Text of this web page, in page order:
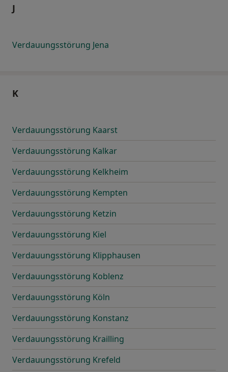
J
Verdauungsstörung Jena
K
Verdauungsstörung Kaarst
Verdauungsstörung Kalkar
Verdauungsstörung Kelkheim
Verdauungsstörung Kempten
Verdauungsstörung Ketzin
Verdauungsstörung Kiel
Verdauungsstörung Klipphausen
Verdauungsstörung Koblenz
Verdauungsstörung Köln
Verdauungsstörung Konstanz
Verdauungsstörung Krailling
Verdauungsstörung Krefeld